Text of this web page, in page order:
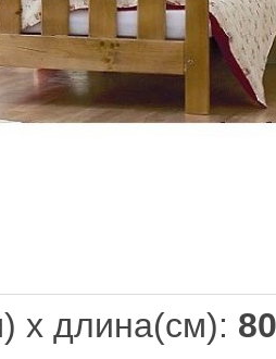
x длина(см):